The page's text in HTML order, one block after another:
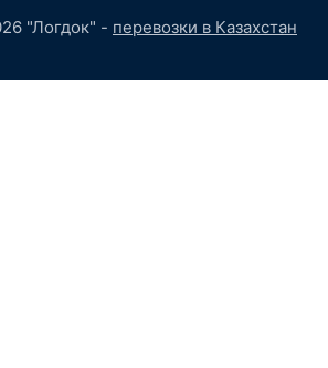
"Логдок" - перевозки в Казахстан